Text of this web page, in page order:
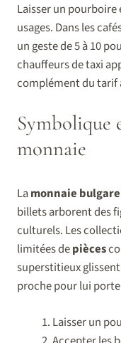
Laisser un pourboire
usages. Dans les
un geste de 5 à 10
chauffeurs de taxi
complément du tarif
Symbolique
monnaie
Lamonnaie bulgare
billets arborent des
culturels. Les
limitées depièces
superstitieux
proche pour lui
Laisser un